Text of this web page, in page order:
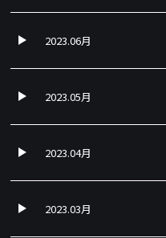
2023.06月
2023.05月
2023.04月
2023.03月